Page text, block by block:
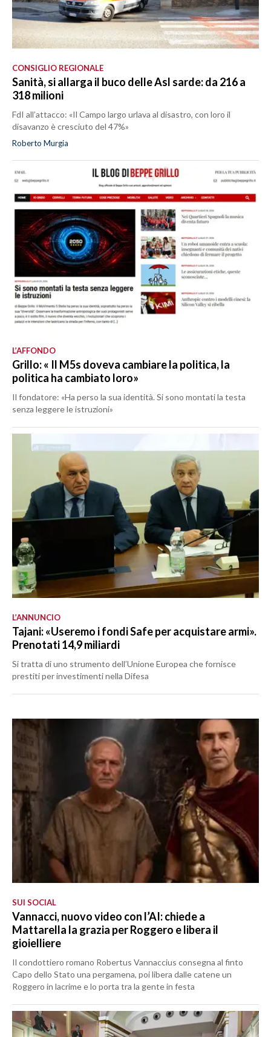
CONSIGLIO REGIONALE
Sanità, si allarga il buco delle Asl sarde: da 216 a
318 milioni
FdI all’attacco: «Il Campo largo urlava al disastro, con loro il
disavanzo è cresciuto del 47%»
Roberto Murgia
L’AFFONDO
Grillo: « Il M5s doveva cambiare la politica, la
politica ha cambiato loro»
Il fondatore: «Ha perso la sua identità. Si sono montati la testa
senza leggere le istruzioni»
L’ANNUNCIO
Tajani: «Useremo i fondi Safe per acquistare armi».
Prenotati 14,9 miliardi
Si tratta di uno strumento dell’Unione Europea che fornisce
prestiti per investimenti nella Difesa
SUI SOCIAL
Vannacci, nuovo video con l’AI: chiede a
Mattarella la grazia per Roggero e libera il
gioielliere
Il condottiero romano Robertus Vannaccius consegna al finto
Capo dello Stato una pergamena, poi libera dalle catene un
Roggero in lacrime e lo porta tra la gente in festa